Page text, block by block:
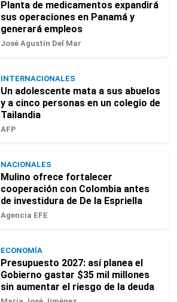
Planta de medicamentos expandirá
sus operaciones en Panamá y
generará empleos
José Agustín Del Mar
INTERNACIONALES
Un adolescente mata a sus abuelos
y a cinco personas en un colegio de
Tailandia
AFP
NACIONALES
Mulino ofrece fortalecer
cooperación con Colombia antes
de investidura de De la Espriella
Agencia EFE
ECONOMÍA
Presupuesto 2027: así planea el
Gobierno gastar $35 mil millones
sin aumentar el riesgo de la deuda